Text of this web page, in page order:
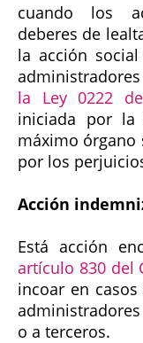
cuando los
deberes de
la acción
la Ley 0222
iniciada por la
máximo órgano
por los
Acción
Está acción
artículo 830 del
incoar en
o a terceros.